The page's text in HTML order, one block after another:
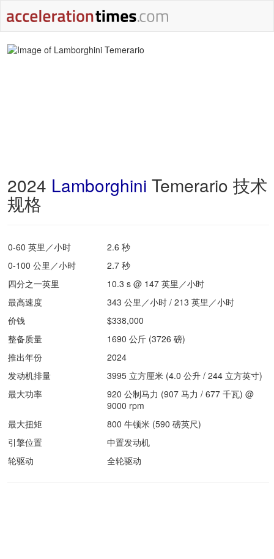
2024 Lamborghini Temerario 技术
规格
0-60 英里／小时
2.6 秒
0-100 公里／小时
2.7 秒
四分之一英里
10.3 s @ 147 英里／小时
最高速度
343 公里／小时 / 213 英里／小时
价钱
$338,000
整备质量
1690 公斤 (3726 磅)
推出年份
2024
发动机排量
3995 立方厘米 (4.0 公升 / 244 立方英寸)
最大功率
920 公制马力 (907 马力 / 677 千瓦) @
9000 rpm
最大扭矩
800 牛顿米 (590 磅英尺)
引擎位置
中置发动机
轮驱动
全轮驱动